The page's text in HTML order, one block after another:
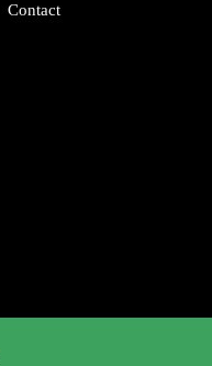
Contact